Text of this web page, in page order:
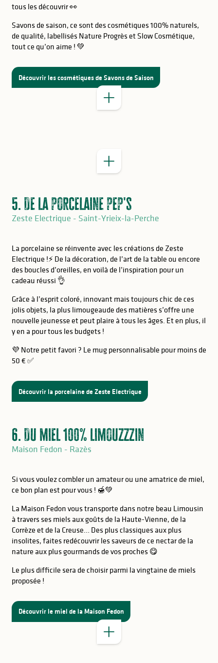
tous les découvrir 👀
Savons de saison, ce sont des cosmétiques 100% naturels,
de qualité, labellisés Nature Progrès et Slow Cosmétique,
tout ce qu’on aime ! 💚
Découvrir les cosmétiques de Savons de Saison
BON À SAVOIR
5. De la porcelaine pep's
Zeste Electrique - Saint-Yrieix-la-Perche
La porcelaine se réinvente avec les créations de Zeste
Electrique !⚡️ De la décoration, de l’art de la table ou encore
des boucles d’oreilles, en voilà de l’inspiration pour un
cadeau réussi 👌
Grâce à l’esprit coloré, innovant mais toujours chic de ces
jolis objets, la plus limougeaude des matières s’offre une
nouvelle jeunesse et peut plaire à tous les âges. Et en plus, il
y en a pour tous les budgets !
💜 Notre petit favori ? Le mug personnalisable pour moins de
50 € ✅
Découvrir la porcelaine de Zeste Electrique
6. Du miel 100% limouzzzin
Maison Fedon - Razès
Si vous voulez combler un amateur ou une amatrice de miel,
ce bon plan est pour vous ! 🍯💚
La Maison Fedon vous transporte dans notre beau Limousin
à travers ses miels aux goûts de la Haute-Vienne, de la
Corrèze et de la Creuse… Des plus classiques aux plus
insolites, faites redécouvrir les saveurs de ce nectar de la
nature aux plus gourmands de vos proches 😋
Le plus difficile sera de choisir parmi la vingtaine de miels
proposée !
Découvrir le miel de la Maison Fedon
BON À SAVOIR
HORAIRES BOUTIQUE RAZÈS